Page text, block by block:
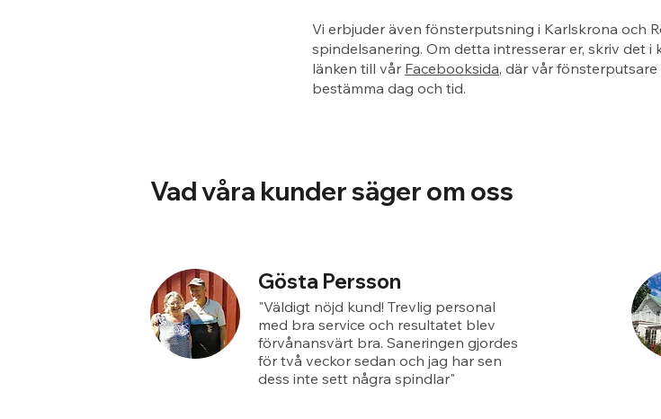
Vi erbjuder även fönsterputsning i Karlskrona och
spindelsanering. Om detta intresserar er, skriv det
länken till vår Facebooksida, där vår
bestämma dag och tid.
Vad våra kunder säger om oss
Gösta Persson
"Väldigt nöjd kund! Trevlig personal
med bra service och resultatet blev
förvånansvärt bra. Saneringen gjordes
för två veckor sedan och jag har sen
dess inte sett några spindlar"